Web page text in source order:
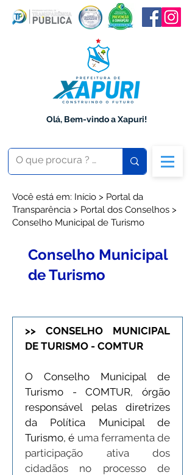
Olá, Bem-vindo a Xapuri!
Você está em: Início > Portal da
Transparência > Portal dos Conselhos >
Conselho Municipal de Turismo
Conselho Municipal
de Turismo
>> CONSELHO MUNICIPAL
DE TURISMO - COMTUR
O Conselho Municipal de
Turismo - COMTUR, órgão
responsável pelas diretrizes
da Política Municipal de
Turismo, é uma ferramenta de
participação ativa dos
cidadãos no processo de